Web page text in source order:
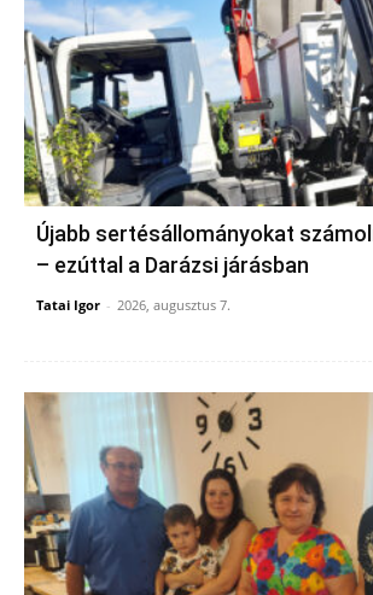
Újabb sertésállományokat
– ezúttal a Darázsi járásban
Tatai Igor - 2026, augusztus 7.